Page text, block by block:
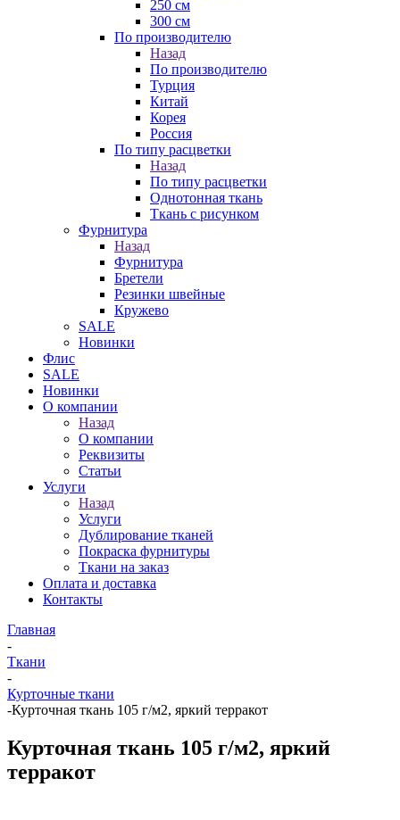
250 см
300 см
По производителю
Назад
По производителю
Турция
Китай
Корея
Россия
По типу расцветки
Назад
По типу расцветки
Однотонная ткань
Ткань с рисунком
Фурнитура
Назад
Фурнитура
Бретели
Резинки швейные
Кружево
SALE
Новинки
Флис
SALE
Новинки
О компании
Назад
О компании
Реквизиты
Статьи
Услуги
Назад
Услуги
Дублирование тканей
Покраска фурнитуры
Ткани на заказ
Оплата и доставка
Контакты
Главная
-
Ткани
-
Курточные ткани
-Курточная ткань 105 г/м2, яркий терракот
Курточная ткань 105 г/м2, яркий
терракот